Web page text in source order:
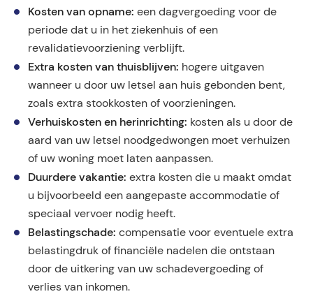
Kosten van opname: een dagvergoeding voor de
periode dat u in het ziekenhuis of een
revalidatievoorziening verblijft.
Extra kosten van thuisblijven: hogere uitgaven
wanneer u door uw letsel aan huis gebonden bent,
zoals extra stookkosten of voorzieningen.
Verhuiskosten en herinrichting: kosten als u door de
aard van uw letsel noodgedwongen moet verhuizen
of uw woning moet laten aanpassen.
Duurdere vakantie: extra kosten die u maakt omdat
u bijvoorbeeld een aangepaste accommodatie of
speciaal vervoer nodig heeft.
Belastingschade: compensatie voor eventuele extra
belastingdruk of financiële nadelen die ontstaan
door de uitkering van uw schadevergoeding of
verlies van inkomen.